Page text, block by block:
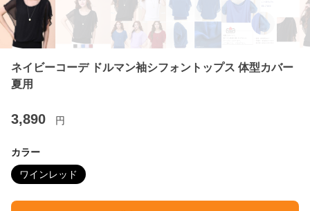
ネイビーコーデ ドルマン袖シフォントップス 体型カバー
夏用
3,890 円
カラー
ワインレッド